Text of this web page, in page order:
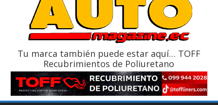
La Vuelta al Ecuador 2026, edición 47ª, recorre 7 provincias en 8
La FEDAK recibe 12 Sinotruk Bolden para cubrir las rutas de La
Tu marca también puede estar aquí… TOFF
Recubrimientos de Poliuretano